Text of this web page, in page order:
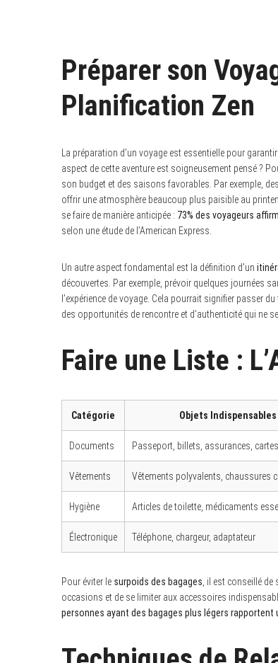
Préparer son
Planification Zen
La préparation d’un voyage est essentielle pour
aspect de cette aventure est soigneusement pensé ?
son budget et des saisons favorables. Par exemple,
offrir une atmosphère beaucoup plus paisible au
se faire de manière anticipée : 73% des voyageurs
selon une étude de l’American Express.
Un autre aspect fondamental est la définition d’un
découvertes. Par exemple, prévoir quelques journées
l’expérience de voyage. Cela pourrait signifier passer
des opportunités de rencontre et d’authenticité qui ne
Faire une Liste :
Catégorie Objets Indispensables
Documents Passeport, billets, assurances,
Vêtements Vêtements polyvalents, chaussures
Hygiène Articles de toilette, médicaments
Électronique Téléphone, chargeur, adaptateur
Pour éviter le surpoids des bagages , il est conseillé
occasions et de se limiter aux accessoires
personnes ayant des bagages plus légers rapportent
S
e
a
h
: